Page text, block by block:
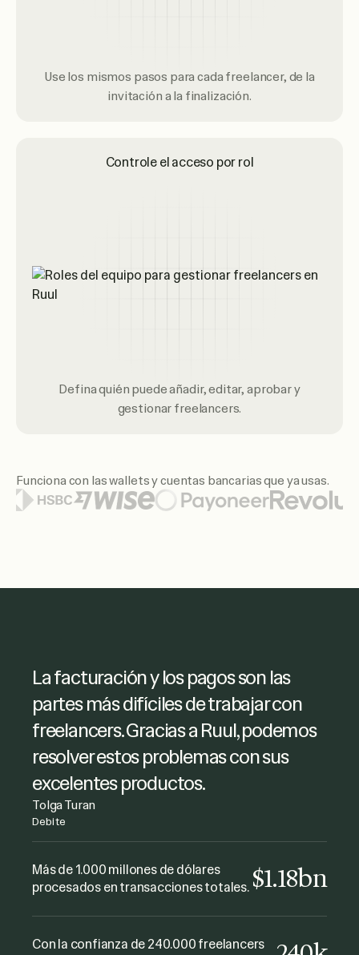
Use los mismos pasos para cada freelancer, de la
invitación a la finalización.
Controle el acceso por rol
Defina quién puede añadir, editar, aprobar y
gestionar freelancers.
Funciona con las wallets y cuentas bancarias que ya usas.
Ruul me permitió acceder fácilmente
a las facturas de los freelancers y
gestionar los pagos de forma
eficiente. También estoy muy
contenta con la forma en que
atendieron mis consultas.
La facturación y los pagos son las
partes más difíciles de trabajar con
freelancers. Gracias a Ruul, podemos
resolver estos problemas con sus
excelentes productos.
Tolga Turan
Debite
Es una forma muy cómoda de pagar
a los freelancers; fue fácil y sin
complicaciones. ¡Gran servicio y
soporte! ¡Sin duda lo recomiendo!
Fabio Minuzzi
Más de 1.000 millones de dólares
procesados en transacciones totales. $1.18bn
Con la confianza de 240.000 freelancers